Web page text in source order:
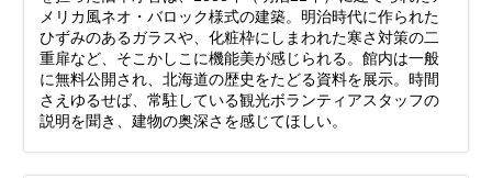
メリカ風ネオ・バロック様式の建築。明治時代に作られた
ひずみのあるガラスや、化粧枠にしまわれた寒さ対策の二
重扉など、そこかしこに機能美が感じられる。館内は一般
に無料公開され、北海道の歴史をたどる資料を展示。時間
さえゆるせば、常駐している観光ボランティアスタッフの
説明を聞き、建物の奥深さを感じてほしい。